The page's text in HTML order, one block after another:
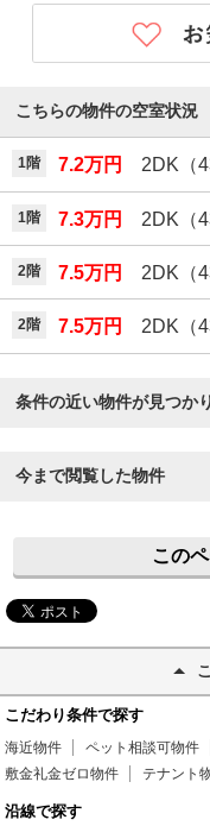
こちらの物件の空室状況
1階 7.2万円 2DK（
1階 7.3万円 2DK（
2階 7.5万円 2DK（
2階 7.5万円 2DK（
条件の近い物件が見つか
今まで閲覧した物件
この
こだわり条件で探す
海近物件 ペット相談可物件
敷金礼金ゼロ物件
テナント
沿線で探す